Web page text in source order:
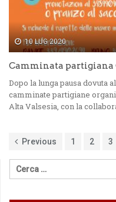
10 LUG 2020
Camminata partigiana
Dopo la lunga pausa dovuta
camminate partigiane
Alta Valsesia, con la
Previous 1 2 3